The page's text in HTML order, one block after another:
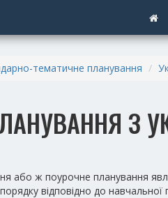
тематичне планування
З
або ж поурочне планування
відповідно до навчальної